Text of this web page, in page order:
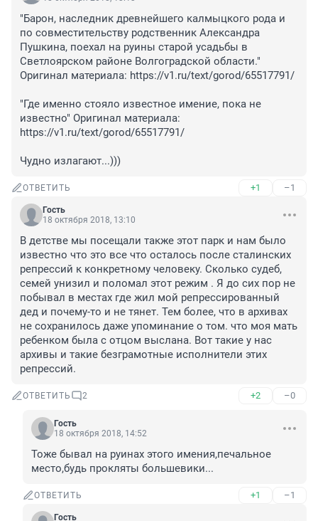
"Барон, наследник древнейшего калмыцкого рода и
по совместительству родственник Александра
Пушкина, поехал на руины старой усадьбы в
Светлоярском районе Волгоградской области."
Оригинал материала: https://v1.ru/text/gorod/65517791/
"Где именно стояло известное имение, пока не
известно" Оригинал материала:
https://v1.ru/text/gorod/65517791/
Чудно излагают...)))
ОТВЕТИТЬ +1 –1
Гость
18 октября 2018, 13:10
В детстве мы посещали также этот парк и нам было
известно что это все что осталось после сталинских
репрессий к конкретному человеку. Сколько судеб,
семей унизил и поломал этот режим . Я до сих пор не
побывал в местах где жил мой репрессированный
дед и почему-то и не тянет. Тем более, что в архивах
не сохранилось даже упоминание о том. что моя мать
ребенком была с отцом выслана. Вот такие у нас
архивы и такие безграмотные исполнители этих
репрессий.
ОТВЕТИТЬ 2 +2 –0
Гость
18 октября 2018, 14:52
Тоже бывал на руинах этого имения,печальное
место,будь прокляты большевики...
ОТВЕТИТЬ +1 –1
Гость